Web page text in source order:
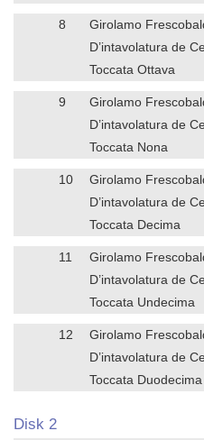
8
Girolamo
D’intavolatura de
Toccata Ottava
9
Girolamo
D’intavolatura de
Toccata Nona
10
Girolamo
D’intavolatura de
Toccata Decima
11
Girolamo
D’intavolatura de
Toccata Undecima
12
Girolamo
D’intavolatura de
Toccata Duodecima
Disk 2